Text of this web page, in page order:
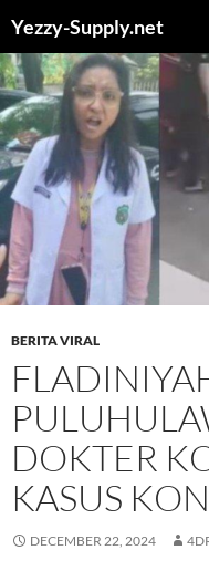
content
Yezzy-Supply.net
BERITA VIRAL
DOKTER
KASUS
DECEMBER 22, 2024